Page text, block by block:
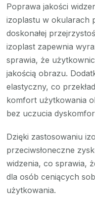
Poprawa jakości
izoplastu w okularach
doskonałej
izoplast zapewnia
sprawia, że
jakością obrazu.
elastyczny, co
komfort użytkowania
bez uczucia
Dzięki zastosowaniu
przeciwsłoneczne
widzenia, co sprawia,
dla osób ceniących
użytkowania.